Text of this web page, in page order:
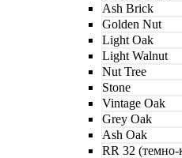
Ash Brick
Golden Nut
Light Oak
Light Walnut
Nut Tree
Stone
Vintage Oak
Grey Oak
Ash Oak
RR 32